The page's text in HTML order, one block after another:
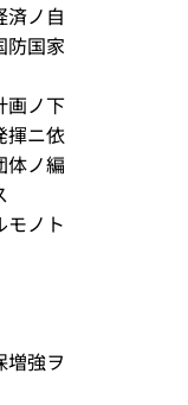
済ノ自
防国家
画ノ下
揮ニ依
体ノ編
モノト
増強ヲ